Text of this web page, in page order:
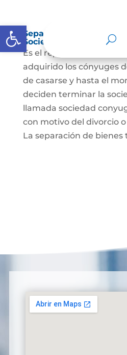
Abrir barra de herramientas
Separación de Bienes o
Sociedad Conyugal
Es el reparto de los
adquirido los cónyuges
de casarse y hasta el
deciden terminar la
llamada sociedad
con motivo del divorcio
La separación de bienes